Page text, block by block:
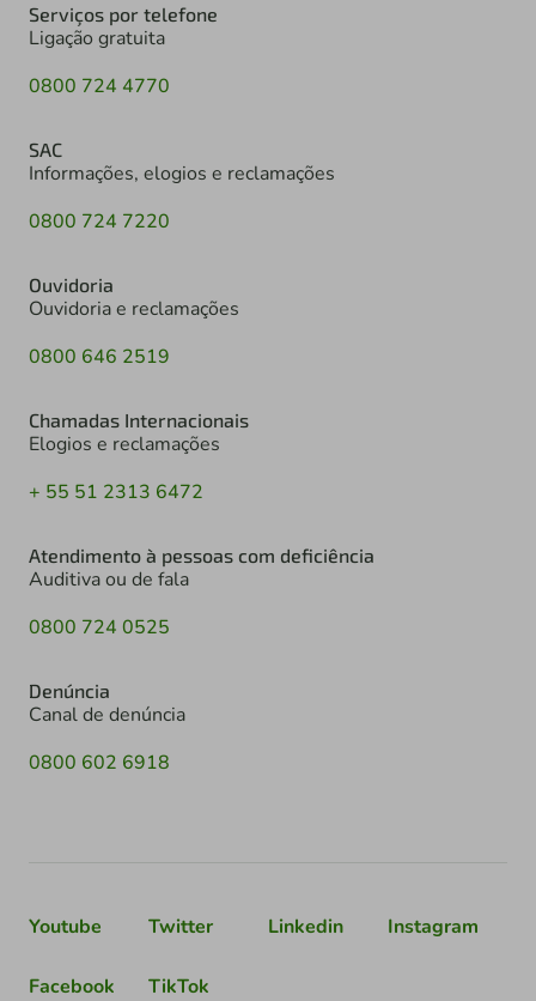
Serviços por telefone
Ligação gratuita
0800 724 4770
SAC
Informações, elogios e reclamações
0800 724 7220
Ouvidoria
Ouvidoria e reclamações
0800 646 2519
Chamadas Internacionais
Elogios e reclamações
+ 55 51 2313 6472
Atendimento à pessoas com deficiência
Auditiva ou de fala
0800 724 0525
Denúncia
Canal de denúncia
0800 602 6918
Youtube Twitter Linkedin Instagram
Facebook TikTok